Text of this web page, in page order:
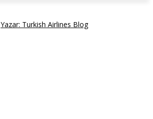
Yazar: Turkish Airlines Blog